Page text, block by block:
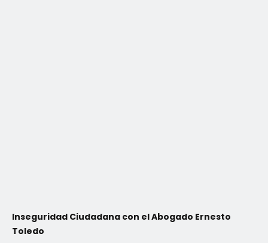
Inseguridad Ciudadana con el Abogado Ernesto
Toledo